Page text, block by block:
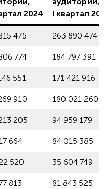
2024
I квартал
475 263 890 474
774 184 797 391
551 171 421 916
910 180 021 260
205 94 959 179
664 84 015 385
520 35 604 749
813 81 843 525